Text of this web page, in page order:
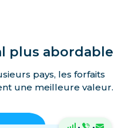
plus abordable
pays, les forfaits
une meilleure valeur.